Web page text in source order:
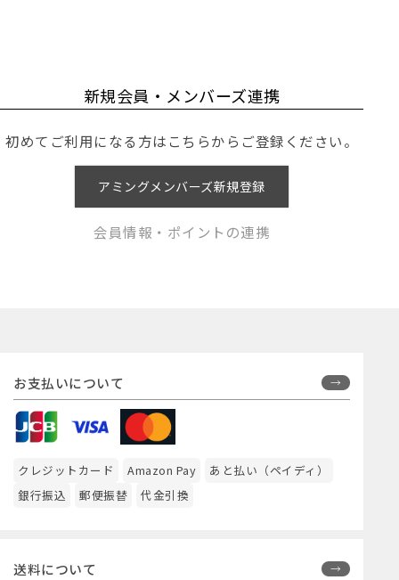
新規会員・メンバーズ連携
初めてご利用になる方はこちらからご登録ください。
アミングメンバーズ新規登録
会員情報・ポイントの連携
お支払いについて
クレジットカード Amazon Pay
あと払い（ペイディ）
銀行振込
郵便振替 代金引換
送料について